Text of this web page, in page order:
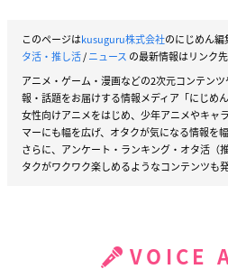
このページはkusuguru株式会社のにじめん編
タ活・推し活/ニュース の最新情報はリンク
アニメ・ゲーム・漫画などの2次元コンテン
報・話題をお届けする情報メディア「にじめん
女性向けアニメをはじめ、少年アニメやキャ
マーにも幅を広げ、オタクが気になる情報を
さらに、アンケート・ランキング・オタ活（
タクがワクワク楽しめるようなコンテンツも
VOICE